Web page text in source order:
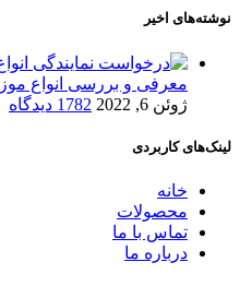
نوشته‌های اخیر
معرفی و بررسی انواع
ژوئن 6, 2022
1782 دیدگاه
لینک‌های کاربردی
خانه
محصولات
تماس با ما
درباره ما